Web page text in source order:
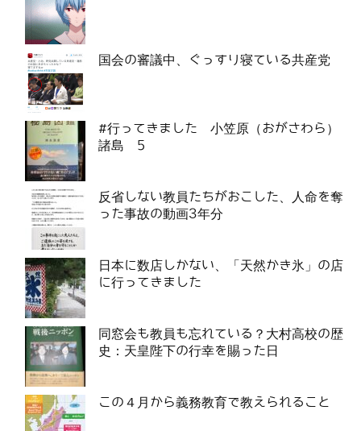
国会の審議中、ぐっすり寝ている共産党
#行ってきました 小笠原（おがさわら）
諸島 5
反省しない教員たちがおこした、人命を奪
った事故の動画3年分
日本に数店しかない、「天然かき氷」の店
に行ってきました
同窓会も教員も忘れている？大村高校の歴
史：天皇陛下の行幸を賜った日
この４月から義務教育で教えられること